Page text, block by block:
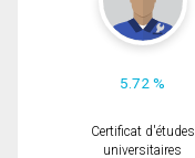
5.72 %
Certificat d'études
universitaires